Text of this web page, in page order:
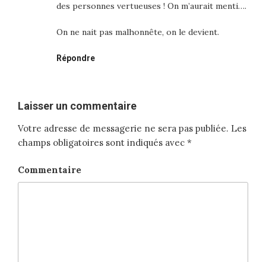
des personnes vertueuses ! On m’aurait menti….
On ne nait pas malhonnête, on le devient.
Répondre
Laisser un commentaire
Votre adresse de messagerie ne sera pas publiée. Les
champs obligatoires sont indiqués avec *
Commentaire